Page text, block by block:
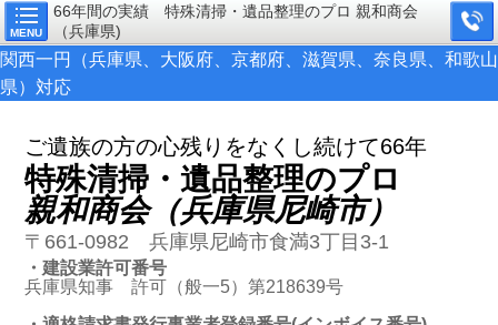
MENU
66年間の実績 特殊清掃・遺品整理のプロ 親和商会
（兵庫県)
関西一円（兵庫県、大阪府、京都府、滋賀県、奈良県、和歌山
県）対応
ご遺族の方の心残りをなくし続けて66年
特殊清掃・遺品整理のプロ
親和商会（兵庫県尼崎市）
〒661-0982 兵庫県尼崎市食満3丁目3-1
・建設業許可番号
兵庫県知事 許可（般一5）第218639号